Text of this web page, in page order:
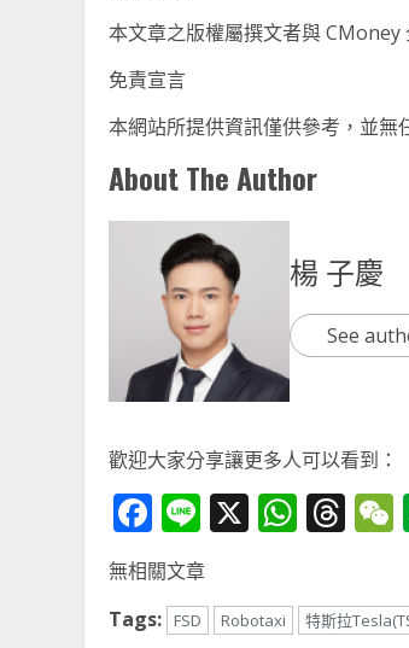
本文章之版權屬撰文者與 CMoney
免責宣言
本網站所提供資訊僅供參考，並無
About The Author
楊 子慶
See
歡迎大家分享讓更多人可以看到：
Facebook
Line
X
無相關文章
Tags:
FSD Robotaxi 特斯拉